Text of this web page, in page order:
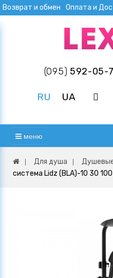
Возврат и обмен Оплата и
(095) 592-05-
RU UA
меню
Для душа
система Lidz (BLA)-10 30